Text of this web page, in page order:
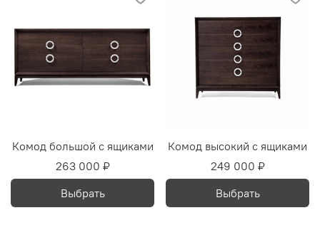
Комод большой c ящиками
263 000 ₽
Выбрать
Комод высокий c ящиками
249 000 ₽
Выбрать